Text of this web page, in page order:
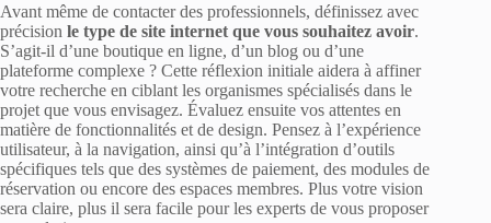
Avant même de contacter des professionnels, définissez avec
précision le type de site internet que vous souhaitez avoir.
S’agit-il d’une boutique en ligne, d’un blog ou d’une
plateforme complexe ? Cette réflexion initiale aidera à affiner
votre recherche en ciblant les organismes spécialisés dans le
projet que vous envisagez. Évaluez ensuite vos attentes en
matière de fonctionnalités et de design. Pensez à l’expérience
utilisateur, à la navigation, ainsi qu’à l’intégration d’outils
spécifiques tels que des systèmes de paiement, des modules de
réservation ou encore des espaces membres. Plus votre vision
sera claire, plus il sera facile pour les experts de vous proposer